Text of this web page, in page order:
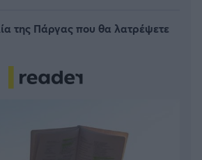
της Πάργας που θα λατρέψετε